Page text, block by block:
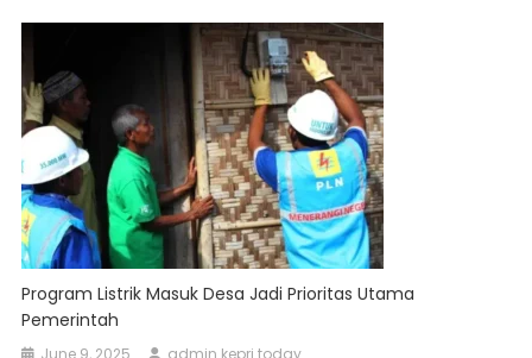
Program Listrik Masuk Desa Jadi Prioritas Utama
Pemerintah